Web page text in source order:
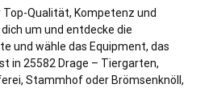
Qualität, Kompetenz und
um und entdecke die
und wähle das Equipment, das
in 25582 Drage – Tiergarten,
Stammhof oder Brömsenknöll,